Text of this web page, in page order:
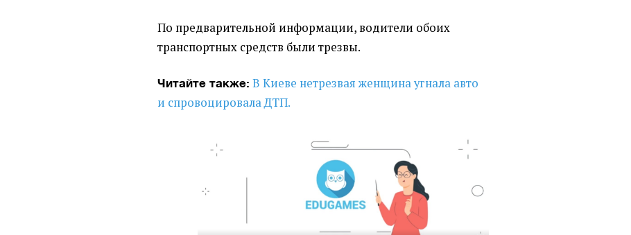
По предварительной информации, водители обоих
транспортных средств были трезвы.
Читайте также: В Киеве нетрезвая женщина угнала авто
и спровоцировала ДТП.